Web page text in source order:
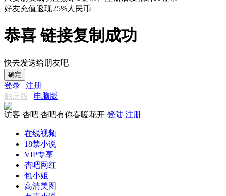
好友充值返现25%人民币
恭喜 链接复制成功
快去发送给朋友吧
确定
登录 | 注册
触屏版 | 电脑版
访客 杏吧 杏吧有你春暖花开 登陆 注册
在线视频
18禁小说
VIP专享
杏吧网红
包小姐
高清美图